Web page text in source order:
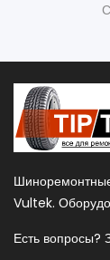
Vultek.
Есть вопросы?